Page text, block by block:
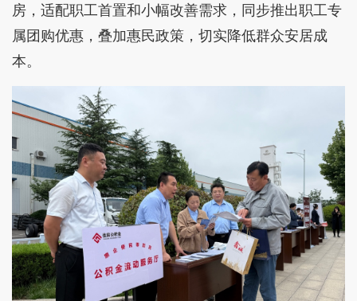
元，青年群体集中，置业以刚需、婚房定居为主，普
遍关注房源性价比、通勤条件、购房门槛及还款压力
等问题。针对职工实际诉求，市住建局提前摸排置业
痛点，摒弃通用推介模式，择优筛选高性价比刚需现
房，适配职工首置和小幅改善需求，同步推出职工专
属团购优惠，叠加惠民政策，切实降低群众安居成
本。